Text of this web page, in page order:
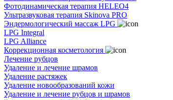
Фотодинамическая терапия HELEO4
Ультразвуковая терапия Skinova PRO
Эндермологический массаж LPG
LPG Integral
LPG Alliance
Коррекционная косметология
Лечение рубцов
Удаление и лечение шрамов
Удаление растяжек
Удаление новообразований кожи
Удаление и лечение рубцов и шрамов